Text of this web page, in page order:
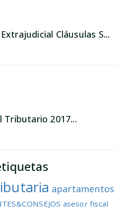
Cláusulas S...
Tributario 2017...
apartamentos
asesor fiscal